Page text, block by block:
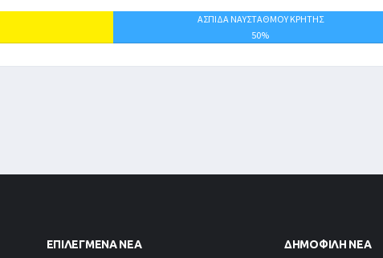
ΑΣΠΙΔΑ ΝΑΥΣΤΑΘΜΟΥ ΚΡΗΤΗΣ
50%
ΕΠΙΛΕΓΜΈΝΑ ΝΈΑ ΔΗΜΟΦΙΛΉ ΝΈΑ